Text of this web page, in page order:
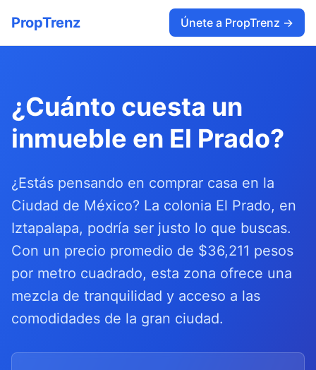
PropTrenz Únete a PropTrenz →
¿Cuánto cuesta un
inmueble en El Prado?
¿Estás pensando en comprar casa en la
Ciudad de México? La colonia El Prado, en
Iztapalapa, podría ser justo lo que buscas.
Con un precio promedio de $36,211 pesos
por metro cuadrado, esta zona ofrece una
mezcla de tranquilidad y acceso a las
comodidades de la gran ciudad.